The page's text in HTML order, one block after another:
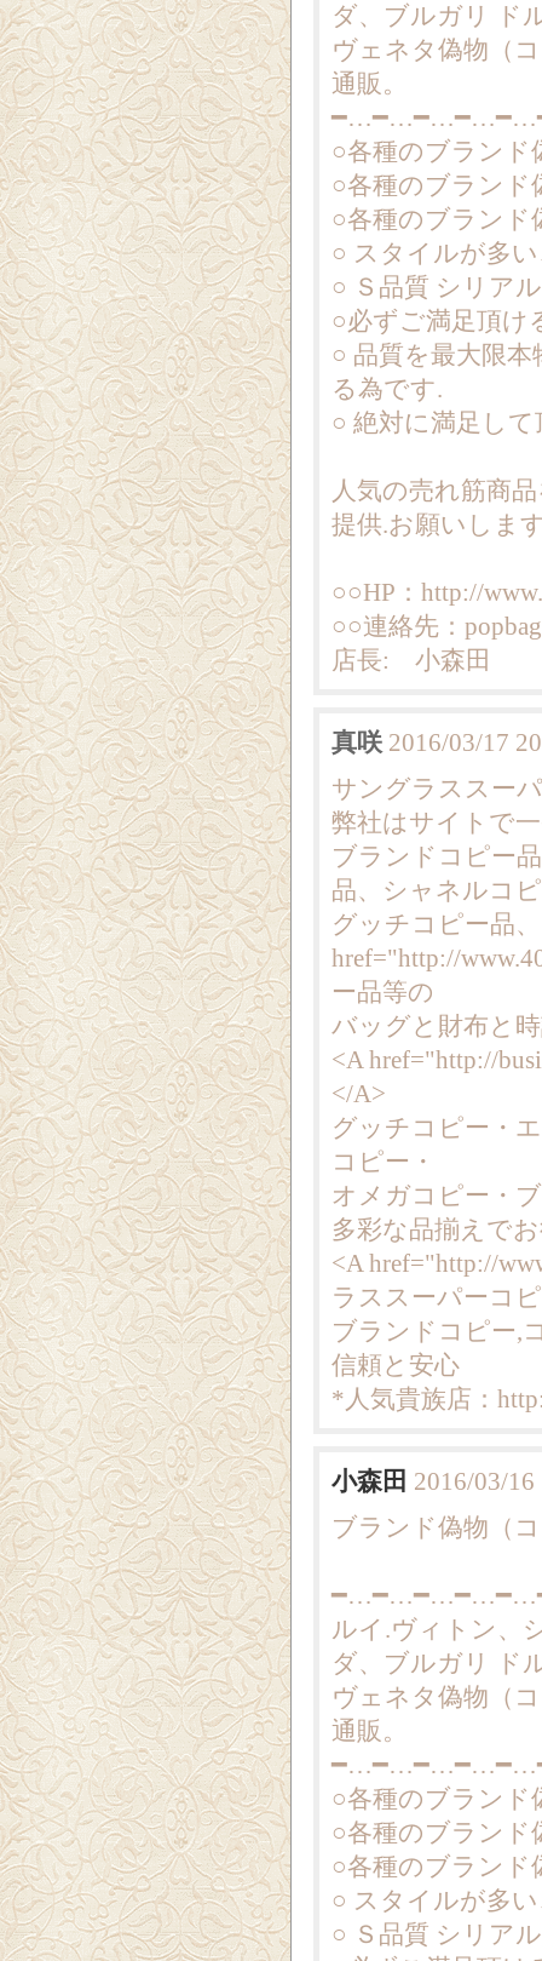
ダ、ブルガリ ド
ヴェネタ偽物（
通販。
○各種のブランド
○各種のブランド
○各種のブランド
○ スタイルが多
○ Ｓ品質 シリア
○必ずご満足頂け
○ 品質を最大限
る為です.
○ 絶対に満足し
人気の売れ筋商
提供.お願いしま
○○HP：http://
○○連絡先：
店長: 小森田
真咲 2016/03/17
サングラススー
弊社はサイトで
ブランドコピー
品、シャネルコ
グッチコピー品
href="http://
ー品等の
バッグと財布と
<A href="http://
</A>
グッチコピー・
コピー・
オメガコピー・
多彩な品揃えで
<A href="http://
ラススーパーコ
ブランドコピー,
信頼と安心
*人気貴族店：
小森田 2016/03/16
ブランド偽物（
ルイ.ヴィトン、
ダ、ブルガリ ド
ヴェネタ偽物（
通販。
○各種のブランド
○各種のブランド
○各種のブランド
○ スタイルが多
○ Ｓ品質 シリア